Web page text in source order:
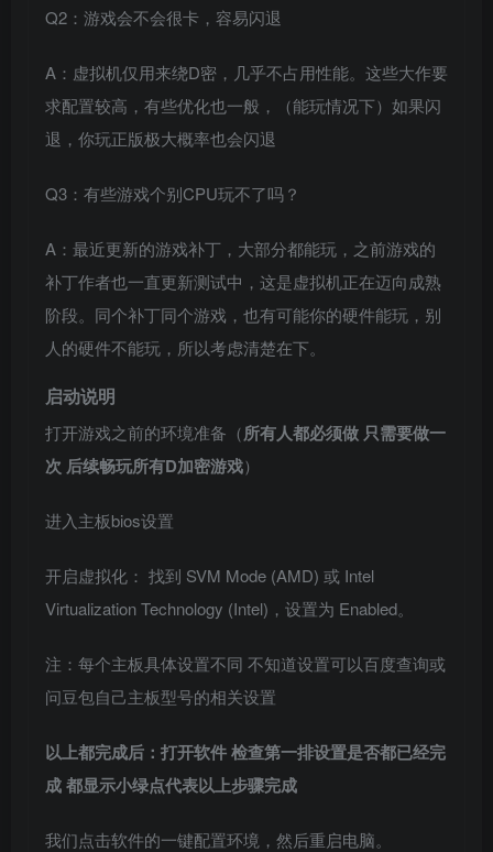
Q2：游戏会不会很卡，容易闪退
A：虚拟机仅用来绕D密，几乎不占用性能。这些大作要
求配置较高，有些优化也一般，（能玩情况下）如果闪
退，你玩正版极大概率也会闪退
Q3：有些游戏个别CPU玩不了吗？
A：最近更新的游戏补丁，大部分都能玩，之前游戏的
补丁作者也一直更新测试中，这是虚拟机正在迈向成熟
阶段。同个补丁同个游戏，也有可能你的硬件能玩，别
人的硬件不能玩，所以考虑清楚在下。
启动说明
打开游戏之前的环境准备（所有人都必须做 只需要做一
次 后续畅玩所有D加密游戏）
进入主板bios设置
开启虚拟化： 找到 SVM Mode (AMD) 或 Intel
Virtualization Technology (Intel)，设置为 Enabled。
注：每个主板具体设置不同 不知道设置可以百度查询或
问豆包自己主板型号的相关设置
以上都完成后：打开软件 检查第一排设置是否都已经完
成 都显示小绿点代表以上步骤完成
我们点击软件的一键配置环境，然后重启电脑。